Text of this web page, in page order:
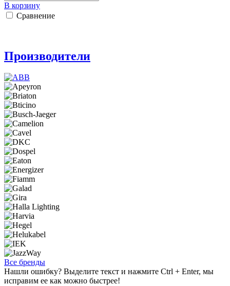
В корзину
Сравнение
Производители
Все бренды
Нашли ошибку? Выделите текст и нажмите Ctrl + Enter, мы
исправим ее как можно быстрее!